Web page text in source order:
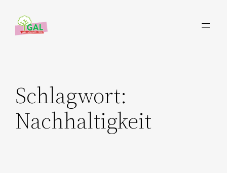
Inhalt
springen
Schlagwort:
Nachhaltigkeit